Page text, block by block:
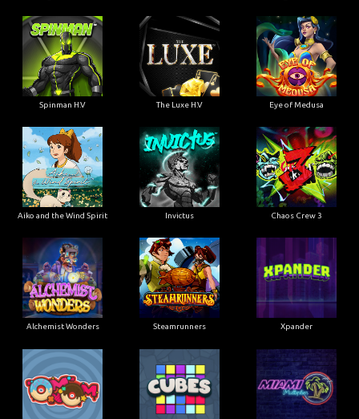
Spinman H.V The Luxe H.V Eye of Medusa
Aiko and the Wind Spirit Invictus Chaos Crew 3
Alchemist Wonders Steamrunners Xpander